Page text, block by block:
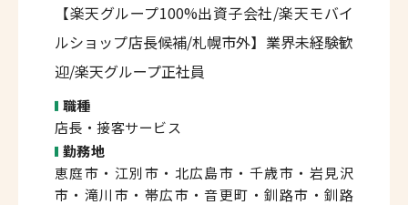
【楽天グループ100%出資子会社/楽天モバイ
ルショップ店長候補/札幌市外】業界未経験歓
迎/楽天グループ正社員
職種
店長・接客サービス
勤務地
恵庭市・江別市・北広島市・千歳市・岩見沢
市・滝川市・帯広市・音更町・釧路市・釧路